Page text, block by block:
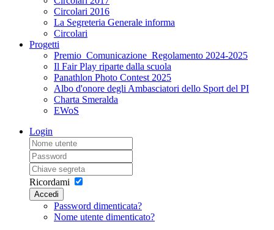
Circolari 2016
La Segreteria Generale informa
Circolari
Progetti
Premio_Comunicazione_Regolamento 2024-2025
Il Fair Play riparte dalla scuola
Panathlon Photo Contest 2025
Albo d'onore degli Ambasciatori dello Sport del PI
Charta Smeralda
EWoS
Login
Ricordami
Accedi
Password dimenticata?
Nome utente dimenticato?